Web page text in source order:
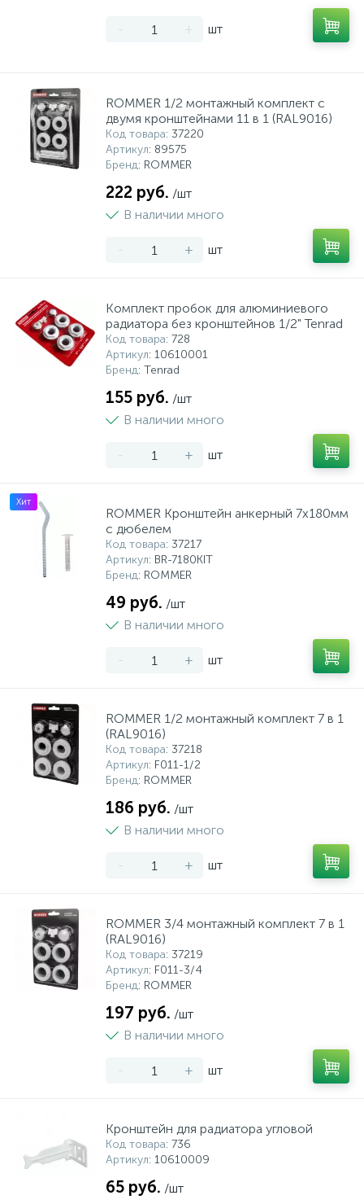
- + шт
ROMMER 1/2 монтажный комплект c
двумя кронштейнами 11 в 1 (RAL9016)
Код товара: 37220
Артикул: 89575
Бренд: ROMMER
222 руб. /шт
В наличии много
- + шт
Комплект пробок для алюминиевого
радиатора без кронштейнов 1/2" Tenrad
Код товара: 728
Артикул: 10610001
Бренд: Tenrad
155 руб. /шт
В наличии много
- + шт
Хит
ROMMER Кронштейн анкерный 7х180мм
с дюбелем
Код товара: 37217
Артикул: BR-7180KIT
Бренд: ROMMER
49 руб. /шт
В наличии много
- + шт
ROMMER 1/2 монтажный комплект 7 в 1
(RAL9016)
Код товара: 37218
Артикул: F011-1/2
Бренд: ROMMER
186 руб. /шт
В наличии много
- + шт
ROMMER 3/4 монтажный комплект 7 в 1
(RAL9016)
Код товара: 37219
Артикул: F011-3/4
Бренд: ROMMER
197 руб. /шт
В наличии много
- + шт
Кронштейн для радиатора угловой
Код товара: 736
Артикул: 10610009
65 руб. /шт